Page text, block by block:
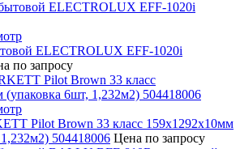
ELECTROLUX EFF-1020i
по запросу
Pilot Brown 33 класс 159х1292х10мм
504418006 Цена по запросу